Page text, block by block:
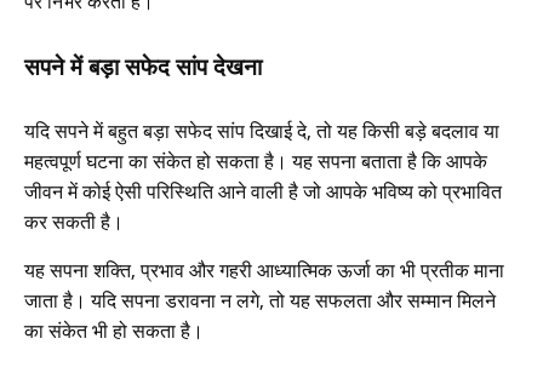
सपने में बड़ा सफेद सांप देखना
यदि सपने में बहुत बड़ा सफेद सांप दिखाई दे, तो यह किसी बड़े बदलाव या
महत्वपूर्ण घटना का संकेत हो सकता है। यह सपना बताता है कि आपके
जीवन में कोई ऐसी परिस्थिति आने वाली है जो आपके भविष्य को प्रभावित
कर सकती है।
यह सपना शक्ति, प्रभाव और गहरी आध्यात्मिक ऊर्जा का भी प्रतीक माना
जाता है। यदि सपना डरावना न लगे, तो यह सफलता और सम्मान मिलने
का संकेत भी हो सकता है।